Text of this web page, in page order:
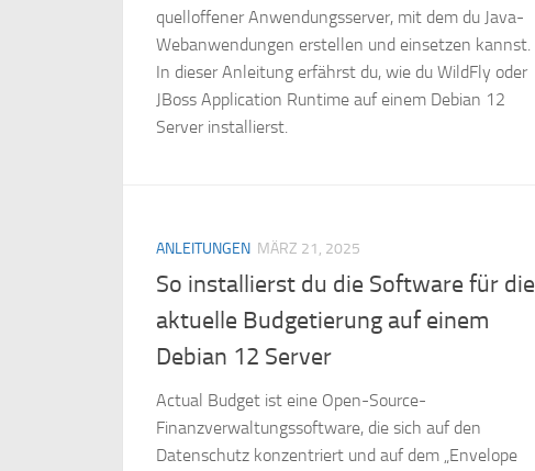
quelloffener Anwendungsserver, mit dem du Java-
Webanwendungen erstellen und einsetzen kannst.
In dieser Anleitung erfährst du, wie du WildFly oder
JBoss Application Runtime auf einem Debian 12
Server installierst.
ANLEITUNGEN MÄRZ 21, 2025
So installierst du die Software für die
aktuelle Budgetierung auf einem
Debian 12 Server
Actual Budget ist eine Open-Source-
Finanzverwaltungssoftware, die sich auf den
Datenschutz konzentriert und auf dem „Envelope